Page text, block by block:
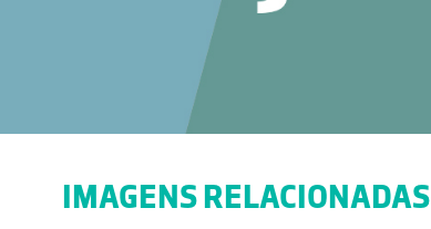
IMAGENS RELACIONADAS